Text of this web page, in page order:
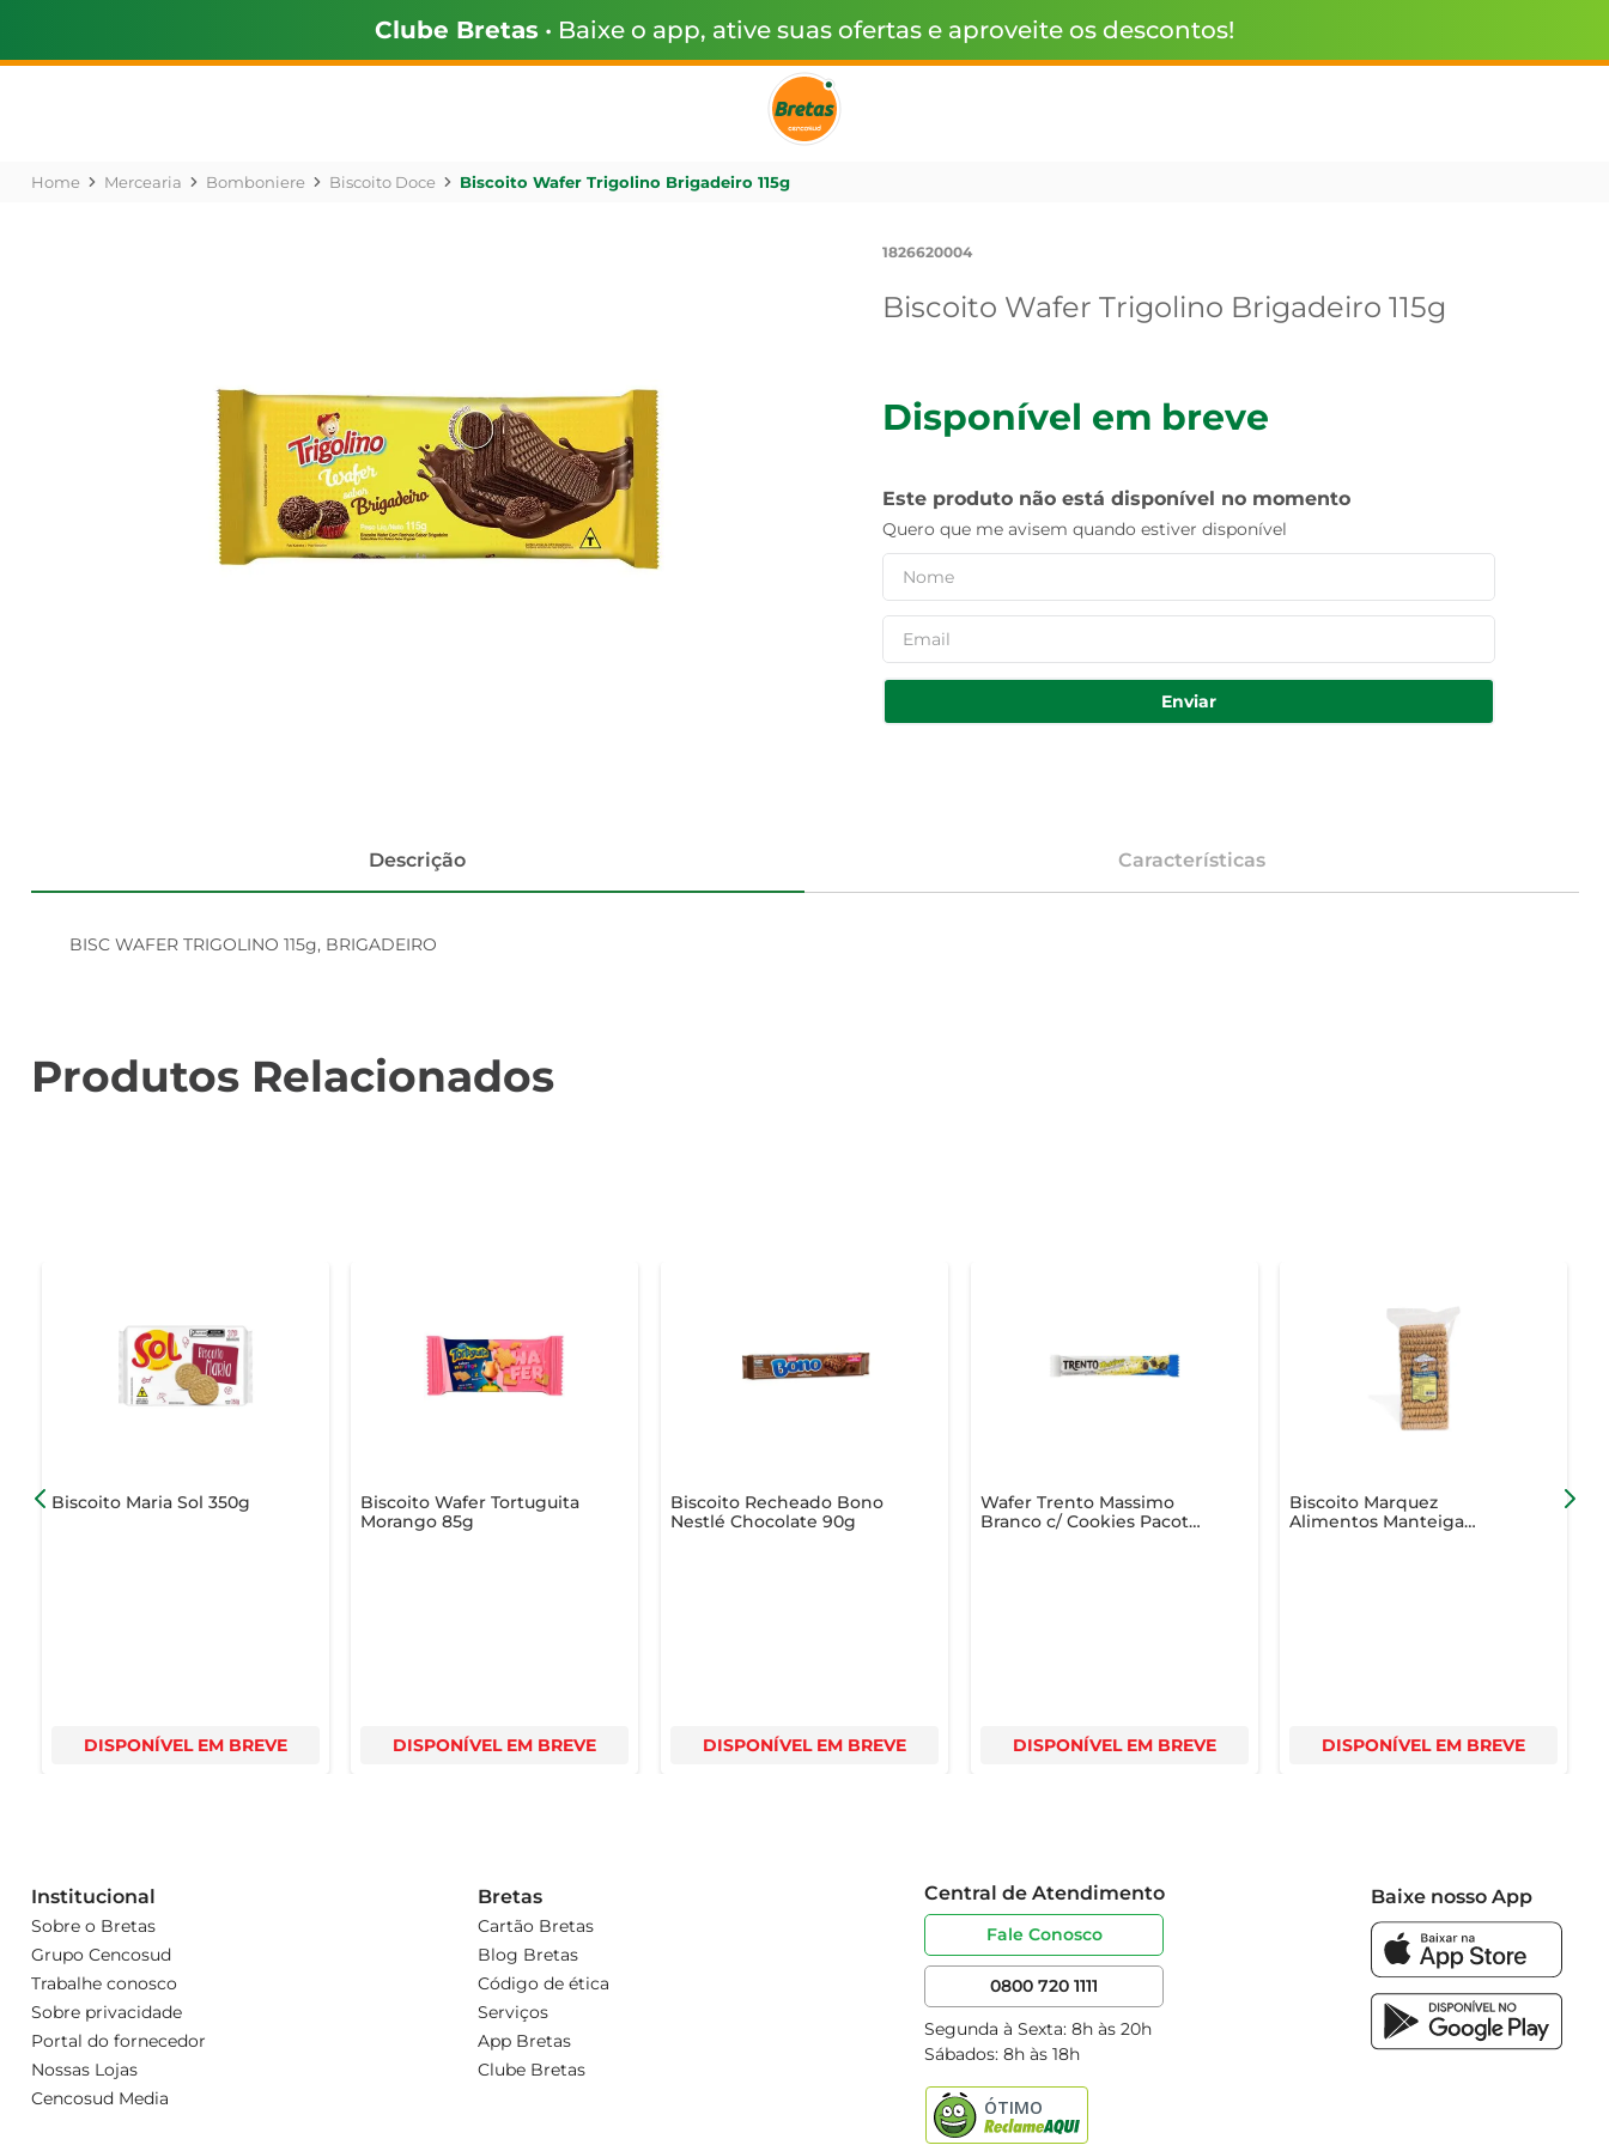
Clube Bretas • Baixe o app, ative suas ofertas e aproveite os descontos!
Mercearia Bomboniere Biscoito Doce Biscoito Wafer Trigolino Brigadeiro 115g
1826620004
Biscoito Wafer Trigolino Brigadeiro 115g
Disponível em breve
Este produto não está disponível no momento
Quero que me avisem quando estiver disponível
Enviar
Descrição Características
BISC WAFER TRIGOLINO 115g, BRIGADEIRO
Produtos Relacionados
Biscoito Maria Sol 350g
DISPONÍVEL EM BREVE
Biscoito Wafer Tortuguita
Morango 85g
DISPONÍVEL EM BREVE
Biscoito Recheado Bono
Nestlé Chocolate 90g
DISPONÍVEL EM BREVE
Wafer Trento Massimo
Branco c/ Cookies Pacote
DISPONÍVEL EM BREVE
Biscoito Marquez
Alimentos Manteiga
DISPONÍVEL EM BREVE
Institucional
Sobre o Bretas
Grupo Cencosud
Trabalhe conosco
Sobre privacidade
Portal do fornecedor
Nossas Lojas
Cencosud Media
Bretas
Cartão Bretas
Blog Bretas
Código de ética
Serviços
App Bretas
Clube Bretas
Central de Atendimento
Fale Conosco
0800 720 1111
Segunda à Sexta: 8h às 20h
Sábados: 8h às 18h
Baixe nosso App